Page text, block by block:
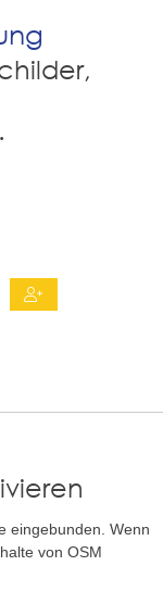
eingebunden. Wenn
von OSM